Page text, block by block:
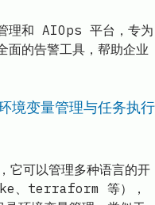
理和 AIOps 平台，专为
的告警工具，帮助企业
变量管理与任务执行
可以管理多种语言的开
、terraform 等），